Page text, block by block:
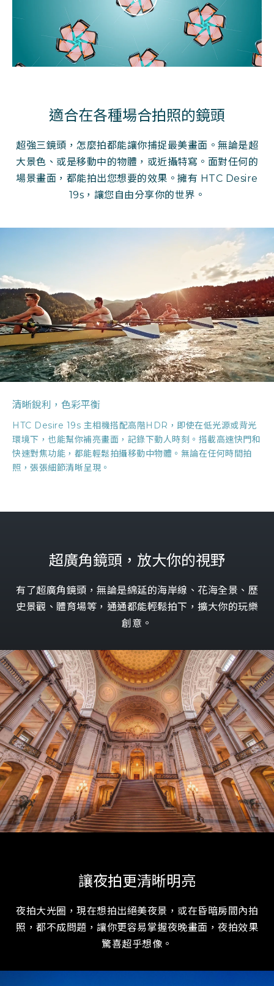
適合在各種場合拍照的鏡頭
超強三鏡頭，怎麼拍都能讓你捕捉最美畫面。無論是超
大景色、或是移動中的物體，或近攝特寫。面對任何的
場景畫面，都能拍出您想要的效果。擁有 HTC Desire
19s，讓您自由分享你的世界。
清晰銳利，色彩平衡
HTC Desire 19s 主相機搭配高階HDR，即使在低光源或背光
環境下，也能幫你補亮畫面，記錄下動人時刻。搭載高速快門和
快速對焦功能，都能輕鬆拍攝移動中物體。無論在任何時間拍
照，張張細節清晰呈現。
超廣角鏡頭，放大你的視野
有了超廣角鏡頭，無論是綿延的海岸線、花海全景、歷
史景觀、體育場等，通通都能輕鬆拍下，擴大你的玩樂
創意。
讓夜拍更清晰明亮
夜拍大光圈，現在想拍出絕美夜景，或在昏暗房間內拍
照，都不成問題，讓你更容易掌握夜晚畫面，夜拍效果
驚喜超乎想像。